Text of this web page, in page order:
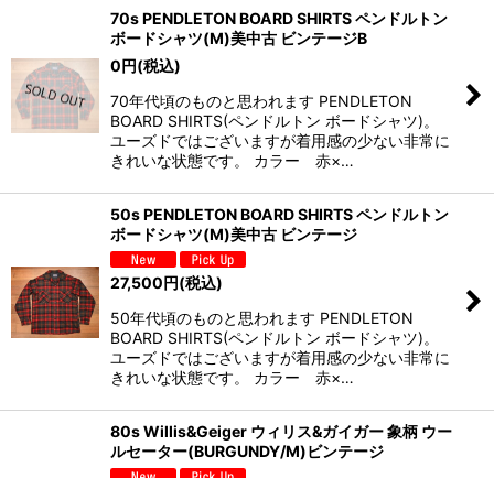
70s PENDLETON BOARD SHIRTS ペンドルトン
ボードシャツ(M)美中古 ビンテージB
0 円(税込)
70年代頃のものと思われます PENDLETON
BOARD SHIRTS(ペンドルトン ボードシャツ)。
ユーズドではございますが着用感の少ない非常に
きれいな状態です。 カラー 赤×…
50s PENDLETON BOARD SHIRTS ペンドルトン
ボードシャツ(M)美中古 ビンテージ
27,500円(税込)
50年代頃のものと思われます PENDLETON
BOARD SHIRTS(ペンドルトン ボードシャツ)。
ユーズドではございますが着用感の少ない非常に
きれいな状態です。 カラー 赤×…
80s Willis&Geiger ウィリス&ガイガー 象柄 ウー
ルセーター(BURGUNDY/M)ビンテージ